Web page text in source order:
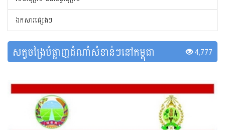
ឯកសារផ្សេងៗ
សត្វចង្រៃបំផ្លាញដំណាំសំខាន់ៗនៅកម្ពុជា 4,777